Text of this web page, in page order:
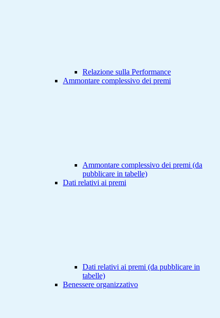
Relazione sulla Performance
Ammontare complessivo dei premi
Ammontare complessivo dei premi (da
pubblicare in tabelle)
Dati relativi ai premi
Dati relativi ai premi (da pubblicare in
tabelle)
Benessere organizzativo